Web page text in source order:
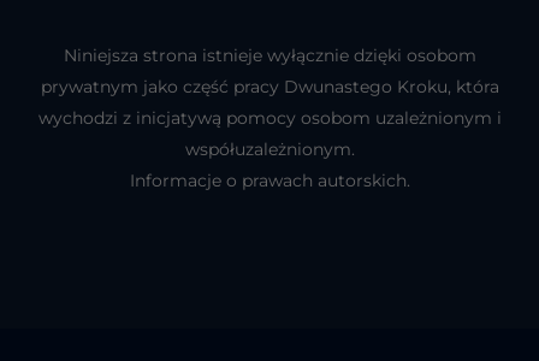
Niniejsza strona istnieje wyłącznie dzięki osobom
prywatnym jako część pracy Dwunastego Kroku, która
wychodzi z inicjatywą pomocy osobom uzależnionym i
współuzależnionym.
Informacje o prawach autorskich.